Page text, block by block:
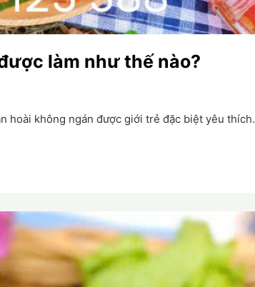
làm như thế nào?
hoài không ngán được giới trẻ đặc biệt yêu thích.